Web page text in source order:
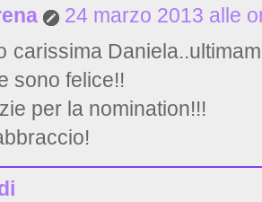
24 marzo 2013 alle
carissima
sono felice!!
per la nomination!!!